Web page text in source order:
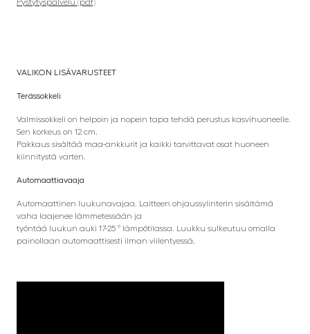
Pystytyspalvelu (pdf)
VALIKON LISÄVARUSTEET
Terässokkeli
Valmissokkeli on helpoin ja nopein tapa tehdä perustus kasvihuoneelle.
Sen korkeus on 12 cm.
Pakkaus sisältää maa-ankkurit ja kaikki tarvittavat osat huoneen
kiinnitystä varten.
Automaattiavaaja
Automaattinen luukunavajaa. Laitteen ohjaussylinterin sisältämä
vaha laajenee lämmetessään ja
työntää luukun auki 17-25 ° lämpötilassa. Luukku sulkeutuu omalla
painollaan automaattisesti ilman viilentyessä.